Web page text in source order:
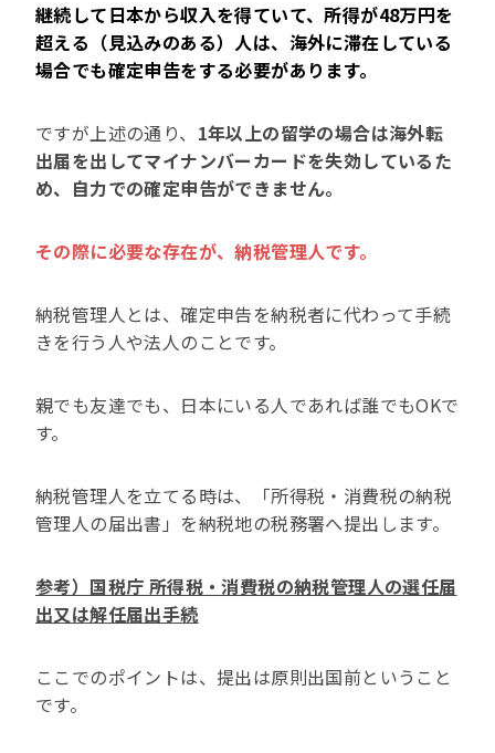
継続して日本から収入を得ていて、所得が48万円を
超える（見込みのある）人は、海外に滞在している
場合でも確定申告をする必要があります。
ですが上述の通り、 1年以上の留学の場合は海外転
出届を出してマイナンバーカードを失効しているた
め、自力での確定申告ができません。
その際に必要な存在が、納税管理人です。
納税管理人とは、確定申告を納税者に代わって手続
きを行う人や法人のことです。
親でも友達でも、日本にいる人であれば誰でもOKで
す。
納税管理人を立てる時は、「所得税・消費税の納税
管理人の届出書」を納税地の税務署へ提出します。
参考）国税庁 所得税・消費税の納税管理人の選任届
出又は解任届出手続
ここでのポイントは、提出は原則出国前ということ
です。